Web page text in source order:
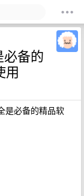
备的
用
是必备的精品软